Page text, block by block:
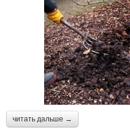
читать дальше →